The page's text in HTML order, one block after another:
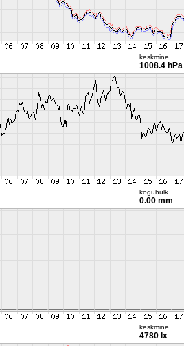
keskmine
1008.4 hPa
koguhulk
0.00 mm
keskmine
4780 lx